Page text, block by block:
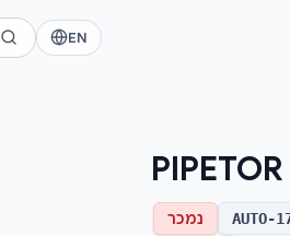
EN
AUTO- נמכר